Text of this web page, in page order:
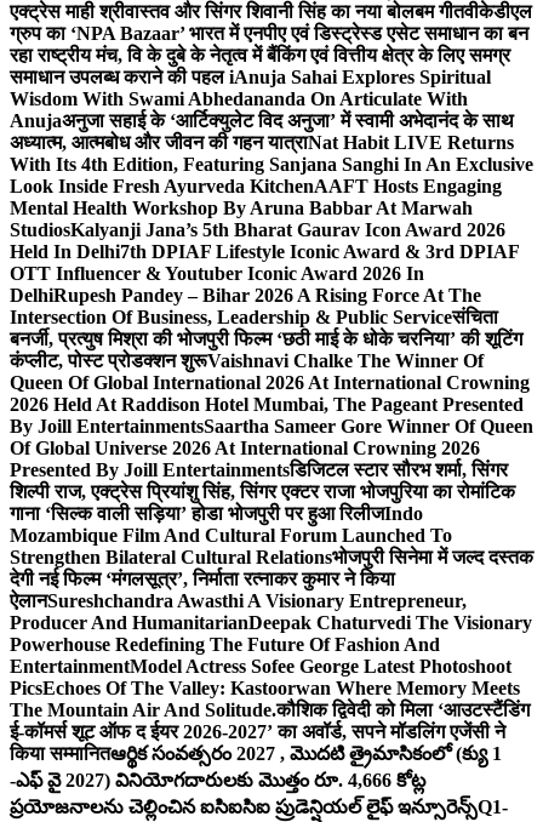
एक्ट्रेस माही श्रीवास्तव और सिंगर शिवानी सिंह का नया बोलबम गीतवीकेडीएल
ग्रुप का ‘NPA Bazaar’ भारत में एनपीए एवं डिस्ट्रेस्ड एसेट समाधान का बन
रहा राष्ट्रीय मंच, वि के दुबे के नेतृत्व में बैंकिंग एवं वित्तीय क्षेत्र के लिए समग्र
समाधान उपलब्ध कराने की पहल iAnuja Sahai Explores Spiritual
Wisdom With Swami Abhedananda On Articulate With
Anujaअनुजा सहाई के ‘आर्टिक्युलेट विद अनुजा’ में स्वामी अभेदानंद के साथ
अध्यात्म, आत्मबोध और जीवन की गहन यात्राNat Habit LIVE Returns
With Its 4th Edition, Featuring Sanjana Sanghi In An Exclusive
Look Inside Fresh Ayurveda KitchenAAFT Hosts Engaging
Mental Health Workshop By Aruna Babbar At Marwah
StudiosKalyanji Jana’s 5th Bharat Gaurav Icon Award 2026
Held In Delhi7th DPIAF Lifestyle Iconic Award & 3rd DPIAF
OTT Influencer & Youtuber Iconic Award 2026 In
DelhiRupesh Pandey – Bihar 2026 A Rising Force At The
Intersection Of Business, Leadership & Public Serviceसंचिता
बनर्जी, प्रत्युष मिश्रा की भोजपुरी फिल्म ‘छठी माई के धोके चरनिया’ की शूटिंग
कंप्लीट, पोस्ट प्रोडक्शन शुरूVaishnavi Chalke The Winner Of
Queen Of Global International 2026 At International Crowning
2026 Held At Raddison Hotel Mumbai, The Pageant Presented
By Joill EntertainmentsSaartha Sameer Gore Winner Of Queen
Of Global Universe 2026 At International Crowning 2026
Presented By Joill Entertainmentsडिजिटल स्टार सौरभ शर्मा, सिंगर
शिल्पी राज, एक्ट्रेस प्रियांशु सिंह, सिंगर एक्टर राजा भोजपुरिया का रोमांटिक
गाना ‘सिल्क वाली सड़िया’ होडा भोजपुरी पर हुआ रिलीजIndo
Mozambique Film And Cultural Forum Launched To
Strengthen Bilateral Cultural Relationsभोजपुरी सिनेमा में जल्द दस्तक
देगी नई फिल्म ‘मंगलसूत्र’, निर्माता रत्नाकर कुमार ने किया
ऐलानSureshchandra Awasthi A Visionary Entrepreneur,
Producer And HumanitarianDeepak Chaturvedi The Visionary
Powerhouse Redefining The Future Of Fashion And
EntertainmentModel Actress Sofee George Latest Photoshoot
PicsEchoes Of The Valley: Kastoorwan Where Memory Meets
The Mountain Air And Solitude.कौशिक द्विवेदी को मिला ‘आउटस्टैंडिंग
ई-कॉमर्स शूट ऑफ द ईयर 2026-2027’ का अवॉर्ड, सपने मॉडलिंग एजेंसी ने
किया सम्मानितఆర్థిక సంవత్సరం 2027 , మొదటి త్రైమాసికంలో (క్యు 1
-ఎఫ్ వై 2027) వినియోగదారులకు మొత్తం రూ. 4,666 కోట్ల
ప్రయోజనాలను చెల్లించిన ఐసిఐసిఐ ప్రుడెన్షియల్ లైఫ్ ఇన్సూరెన్స్Q1-